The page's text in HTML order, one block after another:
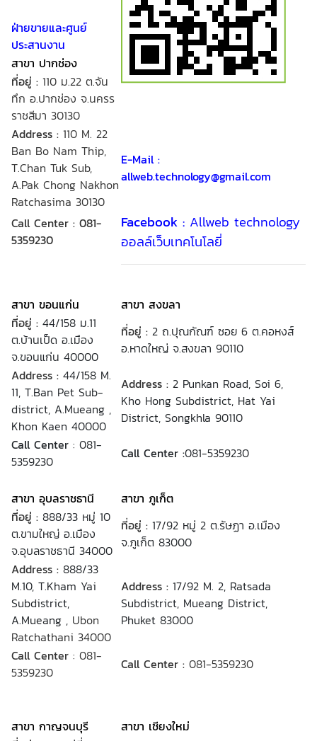
ฝ่ายขายและศูนย์
ประสานงาน
สาขา ปากช่อง
ที่อยู่ : 110 ม.22 ต.จัน
ทึก อ.ปากช่อง จ.นครร
ราชสีมา 30130
Address : 110 M. 22
Ban Bo Nam Thip,
T.Chan Tuk Sub,
A.Pak Chong Nakhon
Ratchasima 30130
E-Mail :
allweb.technology@gmail.com
Call Center : 081-
5359230
Facebook : Allweb technology
ออลล์เว็บเทคโนโลยี่
สาขา ขอนแก่น
สาขา สงขลา
ที่อยู่ : 44/158 ม.11
ต.บ้านเป็ด อ.เมือง
จ.ขอนแก่น 40000
ที่อยู่ : 2 ถ.ปุณกัณฑ์ ซอย 6 ต.คอหงส์
อ.หาดใหญ่ จ.สงขลา 90110
Address : 44/158 M.
11, T.Ban Pet Sub-
district, A.Mueang ,
Khon Kaen 40000
Address : 2 Punkan Road, Soi 6,
Kho Hong Subdistrict, Hat Yai
District, Songkhla 90110
Call Center : 081-
5359230
Call Center :081-5359230
สาขา อุบลราชธานี
สาขา ภูเก็ต
ที่อยู่ : 888/33 หมู่ 10
ต.ขามใหญ่ อ.เมือง
จ.อุบลราชธานี 34000
ที่อยู่ : 17/92 หมู่ 2 ต.รัษฏา อ.เมือง
จ.ภูเก็ต 83000
Address : 888/33
M.10, T.Kham Yai
Subdistrict,
A.Mueang , Ubon
Ratchathani 34000
Address : 17/92 M. 2, Ratsada
Subdistrict, Mueang District,
Phuket 83000
Call Center : 081-
5359230
Call Center : 081-5359230
สาขา กาญจนบุรี
สาขา เชียงใหม่